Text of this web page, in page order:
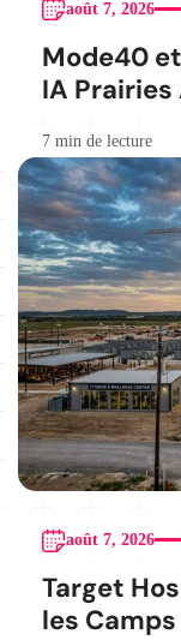
août 7, 2026
Mode40
IA
7 min de lecture
août 7, 2026
Target
les